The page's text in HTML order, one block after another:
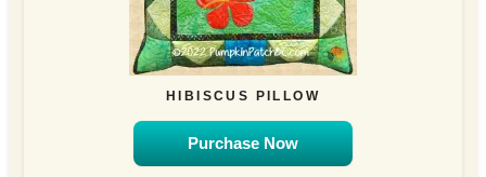
HIBISCUS PILLOW
Purchase Now